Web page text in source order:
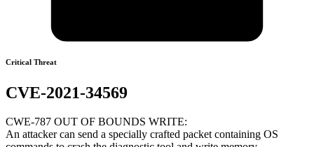
Critical Threat
CVE-2021-34569
CWE-787 OUT OF BOUNDS WRITE:
An attacker can send a specially crafted packet containing OS